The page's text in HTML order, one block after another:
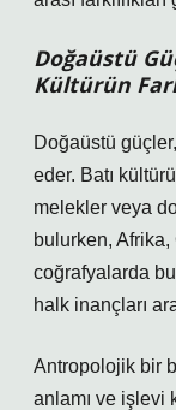
Doğaüstü
Kültürün
Doğaüstü
eder. Batı
melekler veya
bulurken, Afrika,
coğrafyalarda
halk inançları
Antropolojik bir
anlamı ve işlevi